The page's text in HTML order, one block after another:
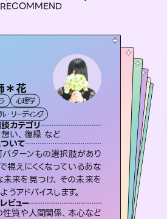
RECOMMEND
＊花
心理学
・リーディング
カテゴリ
い、復縁 など
いて
ターンもの選択肢があり
視えにくくなっているあな
来を見つけ、その未来を
うアドバイスします。
ビュー
質や人間関係、本心など
珠羽（とうげんみう）
オーラ タロット
チュアル・リーディング
な相談カテゴリ
、あの人の気持ち、復縁 など
師について
お悩みの中でも特に「曖昧な関
談を得意としており、友達以上
満なお相手との今後や本音を丁
解き恋愛成就へと導きます。
ーレビュー
いただいてアドバイス通りに行
仲が復活してきました。ありが
セラピスト理恵
霊視・オーラ
スピリチュアル・リーディング
得意な相談カテゴリ
片想い、二人の未来、年の差 など
占い師について
絡再開、復縁、成就などの報告実績
数。セラピストとして2万超の施術経
があるからこそできる鑑定で、より良
未来をサポートします。
ユーザーレビュー
も心温まる鑑定でした。しかもこち
何も言っていないのに視えていらっ
アイリス -iris-
西洋占星術
ルーン
得意な相談カテゴリ
恋愛総合、片想い、二人の未来 など
占い師について
復縁、恋愛、不倫の行方、同性愛や片思い、仕事関係や借金問題まで知りたいことや心の負担になっていることを紐解き、背中をそっと押して導きます。
ユーザーレビュー
安心感のあり、言い切ってくれる所や濁
さない鑑定のおかげで、毎回自分の気
おう 霊感オラクル
霊視・オーラ
オラクルカード
得意な相談カテゴリ
恋愛総合、あの人の気持ち など
占い師について
霊視×オラクルカードを使って「今」と
「未来」そして「気になるあの人の気持
ち」まで丁寧に読み解き、恋や人生のヒ
ントを優しく引き出します。
ユーザーレビュー
不安な気持ちが嘘みたいに晴れまし
た…！よく視えていらっしゃるんだなと
感じました（40代 女性）
彗望（すいぼう
霊視・オーラ
スピリチュアル・リーディング
得意な相談カテゴリ
片想い、あの人の気持ち、復縁 など
占い師について
3,700年以上の歴史を持つ東洋最古の
占術「易占」で詳細まで占い、幸せへ向
かう道筋を示します。厳しい結果にも具
体的な対策をお伝えします。
ユーザーレビュー
複雑な背景もしっかり聞いて鑑定して
いただけました。気持ちが楽になりまし